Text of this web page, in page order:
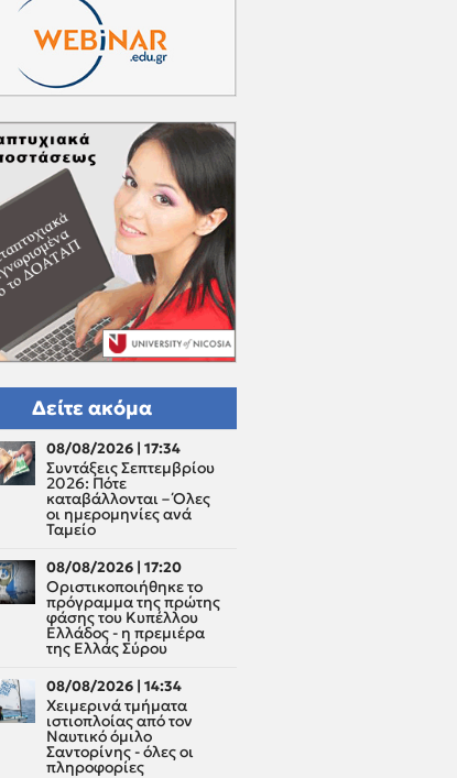
Δείτε ακόμα
08/08/2026 | 17:34
Συντάξεις Σεπτεμβρίου
2026: Πότε
καταβάλλονται – Όλες
οι ημερομηνίες ανά
Ταμείο
08/08/2026 | 17:20
Οριστικοποιήθηκε το
πρόγραμμα της πρώτης
φάσης του Κυπέλλου
Ελλάδος - η πρεμιέρα
της Ελλάς Σύρου
08/08/2026 | 14:34
Χειμερινά τμήματα
ιστιοπλοίας από τον
Ναυτικό όμιλο
Σαντορίνης - όλες οι
πληροφορίες